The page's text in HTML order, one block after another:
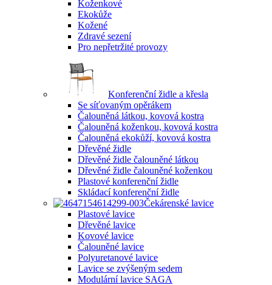
Koženkové
Ekokůže
Kožené
Zdravé sezení
Pro nepřetržité provozy
Konferenční židle a křesla
Se síťovaným opěrákem
Čalouněná látkou, kovová kostra
Čalouněná koženkou, kovová kostra
Čalouněná ekokůží, kovová kostra
Dřevěné židle
Dřevěné židle čalouněné látkou
Dřevěné židle čalouněné koženkou
Plastové konferenční židle
Skládací konferenční židle
Čekárenské lavice
Plastové lavice
Dřevěné lavice
Kovové lavice
Čalouněné lavice
Polyuretanové lavice
Lavice se zvýšeným sedem
Modulární lavice SAGA